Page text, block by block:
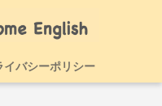
イバシーポリシー